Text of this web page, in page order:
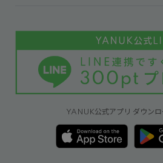
YANUK公式アプリ ダウンロ